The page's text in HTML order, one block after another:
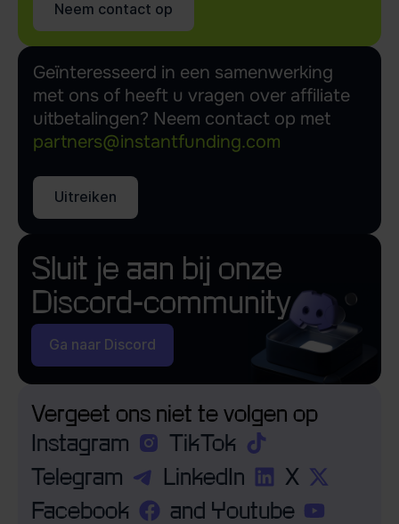
Neem contact op
Geïnteresseerd in een samenwerking
met ons of heeft u vragen over affiliate
uitbetalingen? Neem contact op met
partners@instantfunding.com
Uitreiken
Sluit je aan bij onze
Discord-community
Ga naar Discord
Vergeet ons niet te volgen op
Instagram
TikTok
Telegram
LinkedIn
X
Facebook
and Youtube